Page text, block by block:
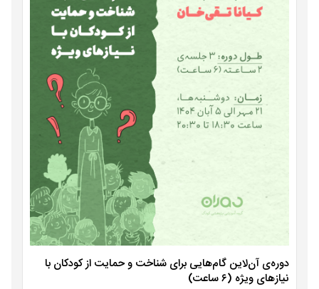
دوره‌ی آن‌لاین گام‌هایی برای شناخت و حمایت از کودکان با
نیازهای ویژه (۶ ساعت)